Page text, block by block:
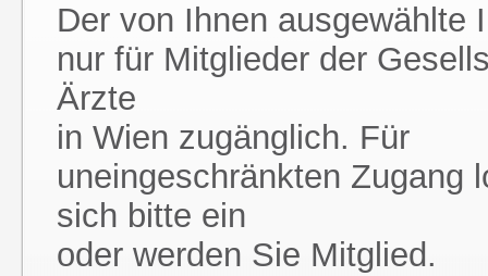
Der von Ihnen ausgewählte
nur für Mitglieder der
Ärzte
in Wien zugänglich. Für
uneingeschränkten Zugang
sich bitte ein
oder werden Sie Mitglied.